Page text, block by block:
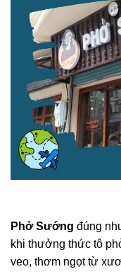
Phở Sướng đúng
khi thưởng thức tô
veo, thơm ngọt từ